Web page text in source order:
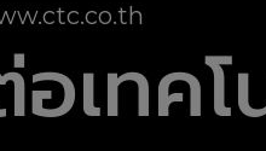
w.ctc.co.th
เทค